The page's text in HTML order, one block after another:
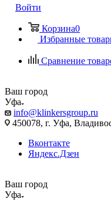
Войти
Корзина0
Избранные
Сравнение
Ваш город
Уфа
info@klinkersgroup.ru
450078, г. Уфа,
Вконтакте
Яндекс.Дзен
Ваш город
Уфа